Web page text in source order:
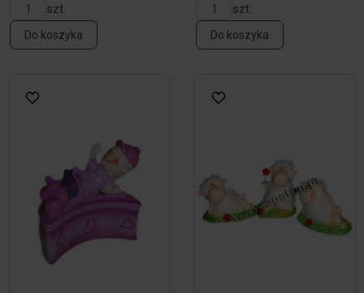
szt.
Do koszyka
szt.
Do koszyka